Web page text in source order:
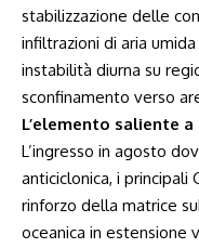
stabilizzazione delle
infiltrazioni di aria
instabilità diurna su
sconfinamento verso
L’elemento saliente
L’ingresso in agosto
anticiclonica, i
rinforzo della matrice
oceanica in estensione